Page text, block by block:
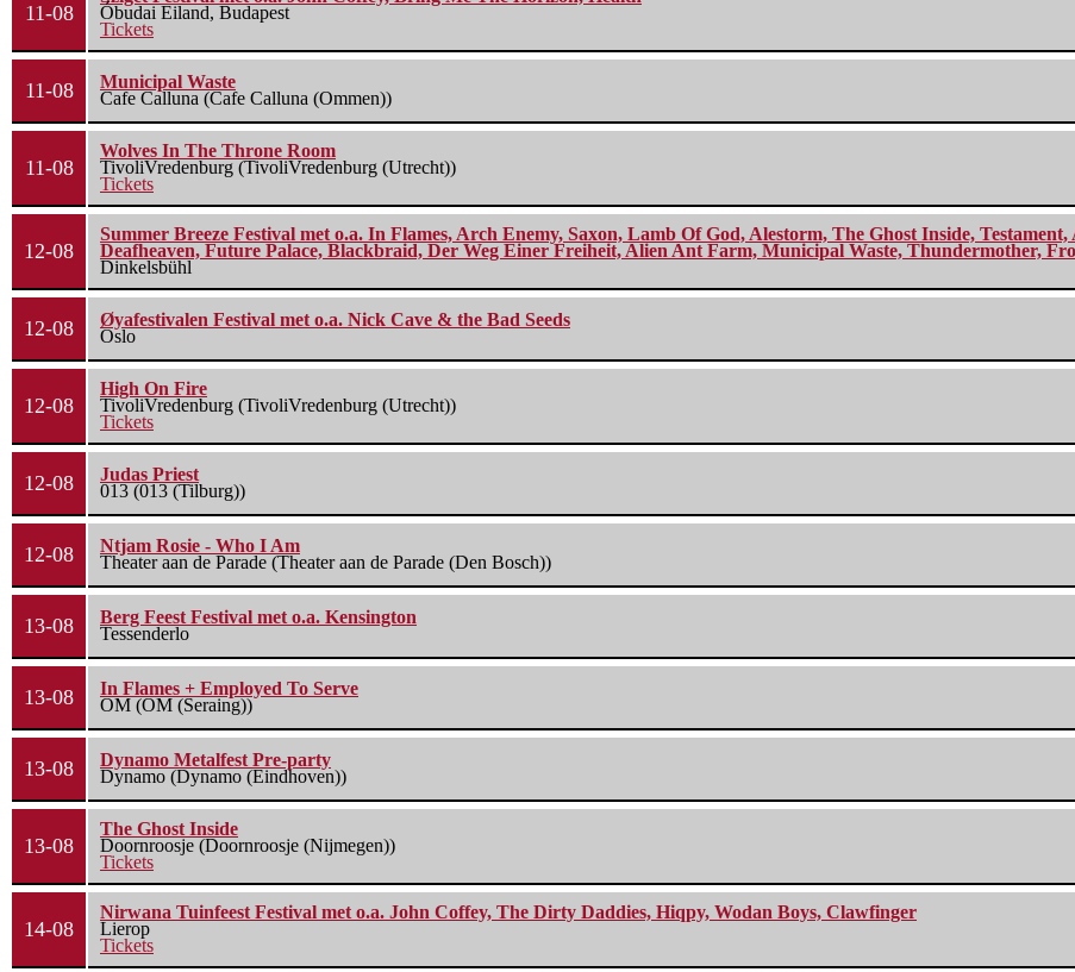
11-08
Óbudai Eiland, Budapest
Tickets
11-08
Municipal Waste
Cafe Calluna (Cafe Calluna (Ommen))
11-08
Wolves In The Throne Room
TivoliVredenburg (TivoliVredenburg (Utrecht))
Tickets
12-08
Summer Breeze Festival met o.a. In Flames, Arch Enemy, Saxon, Lamb Of God, Alestorm, The Ghost Inside,
Deafheaven, Future Palace, Blackbraid, Der Weg Einer Freiheit, Alien Ant Farm, Municipal Waste, Thundermother,
Dinkelsbühl
12-08
Øyafestivalen Festival met o.a. Nick Cave & the Bad Seeds
Oslo
12-08
High On Fire
TivoliVredenburg (TivoliVredenburg (Utrecht))
Tickets
12-08
Judas Priest
013 (013 (Tilburg))
12-08
Ntjam Rosie - Who I Am
Theater aan de Parade (Theater aan de Parade (Den Bosch))
13-08
Berg Feest Festival met o.a. Kensington
Tessenderlo
13-08
In Flames + Employed To Serve
OM (OM (Seraing))
13-08
Dynamo Metalfest Pre-party
Dynamo (Dynamo (Eindhoven))
13-08
The Ghost Inside
Doornroosje (Doornroosje (Nijmegen))
Tickets
14-08
Nirwana Tuinfeest Festival met o.a. John Coffey, The Dirty Daddies, Hiqpy, Wodan Boys, Clawfinger
Lierop
Tickets